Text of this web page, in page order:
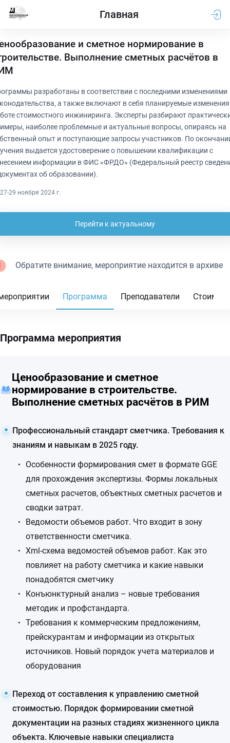
Главная
и сметное нормирование в
Выполнение сметных расчётов в
разработаны в соответствии с последними изменениями
а также включают в себя планируемые
стоимостного инжиниринга. Эксперты разбирают
наиболее проблемные и актуальные вопросы, опираясь на
опыт и поступающие запросы участников. По
выдается удостоверение о повышении квалификации с
информации в ФИС «ФРДО» (Федеральный реестр
об образовании).
27-29 ноября 2024 г.
Перейти к актуальному
Обратите внимание, мероприятие находится в архиве
Программа Преподаватели
Программа мероприятия
Ценообразование и сметное
нормирование в строительстве.
Выполнение сметных расчётов в РИМ
Профессиональный стандарт сметчика. Требования к
знаниям и навыкам в 2025 году.
Особенности формирования смет в формате GGE
для прохождения экспертизы. Формы локальных
сметных расчетов, объектных сметных расчетов и
сводки затрат.
Ведомости объемов работ. Что входит в зону
ответственности сметчика.
Xml-схема ведомостей объемов работ. Как это
повлияет на работу сметчика и какие навыки
понадобятся сметчику
Конъюнктурный анализ – новые требования
методик и профстандарта.
Требования к коммерческим предложениям,
прейскурантам и информации из открытых
источников. Новый порядок учета материалов и
оборудования
Переход от составления к управлению сметной
стоимостью. Порядок формировании сметной
документации на разных стадиях жизненного цикла
объекта. Ключевые навыки специалиста